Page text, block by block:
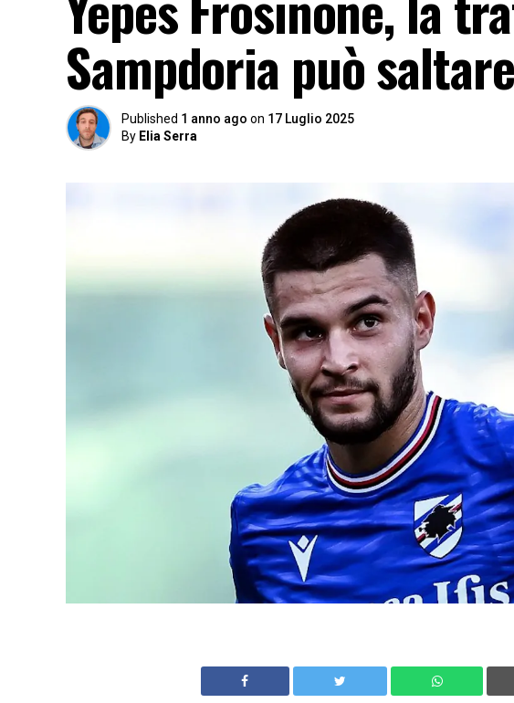
Sampdoria può
Published 1 anno ago on 17 Luglio 2025
By Elia Serra